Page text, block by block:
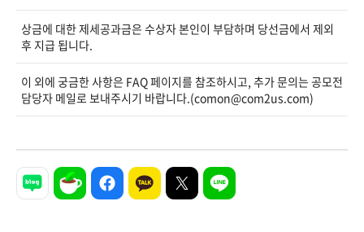
상금에 대한 제세공과금은 수상자 본인이 부담하며 당선금에서 제외
후 지급 됩니다.
이 외에 궁금한 사항은 FAQ 페이지를 참조하시고, 추가 문의는 공모전
담당자 메일로 보내주시기 바랍니다.(comon@com2us.com)